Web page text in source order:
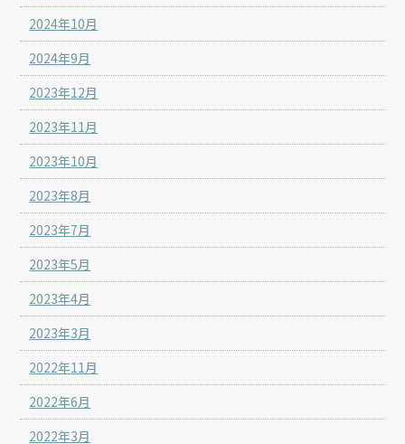
2024年10月
2024年9月
2023年12月
2023年11月
2023年10月
2023年8月
2023年7月
2023年5月
2023年4月
2023年3月
2022年11月
2022年6月
2022年3月